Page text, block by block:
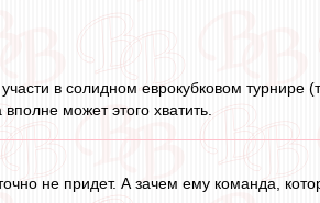
в солидном еврокубковом турнире
может этого хватить.
не придет. А зачем ему команда,